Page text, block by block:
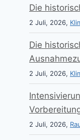
Die
2 Juli, 2026,
Die
2 Juli, 2026,
2 Juli, 2026,